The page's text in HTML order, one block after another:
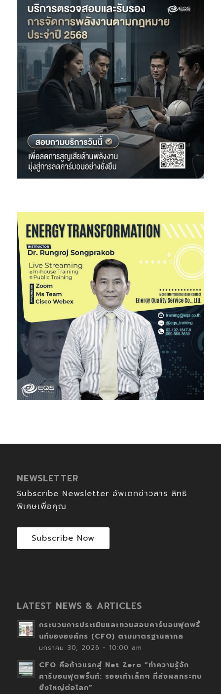
NEWSLETTER
Subscribe Newsletter อัพเดทข่าวสาร สิทธิ
พิเศษเพื่อคุณ
Subscribe Now
LATEST NEWS & ARTICLES
กระบวนการประเมินและทวนสอบคาร์บอนฟุตพริ้
นท์ขององค์กร (CFO) ตามมาตรฐานสากล
มกราคม 30, 2026 - 10:00 am
CFO คือก้าวแรกสู่ Net Zero “ทำความรู้จัก
คาร์บอนฟุตพริ้นท์: รอยเท้าเล็กๆ ที่ส่งผลกระทบ
ยิ่งใหญ่ต่อโลก”